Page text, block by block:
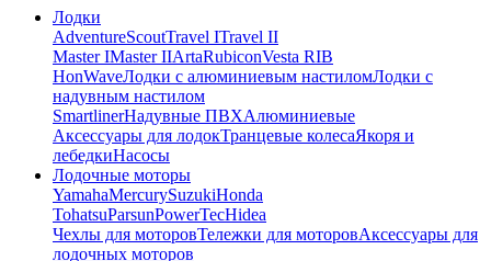
Лодки
AdventureScoutTravel ITravel II
Master IMaster IIArtaRubiconVesta RIB
HonWaveЛодки с алюминиевым настиломЛодки с
надувным настилом
SmartlinerНадувные ПВХАлюминиевые
Аксессуары для лодокТранцевые колесаЯкоря и
лебедкиНасосы
Лодочные моторы
YamahaMercurySuzukiHonda
TohatsuParsunPowerTecHidea
Чехлы для моторовТележки для моторовАксессуары для
лодочных моторов